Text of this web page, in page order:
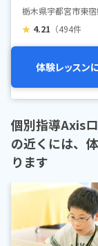
栃木県宇都宮市東
★ 4.21 （494件
体験レッスン
個別指導Axis
の近くには、
ります